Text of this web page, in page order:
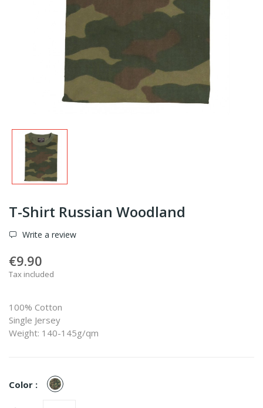
T-Shirt Russian Woodland
Write a review
€9.90
Tax included
100% Cotton
Single Jersey
Weight: 140-145g/qm
Color : Woodland